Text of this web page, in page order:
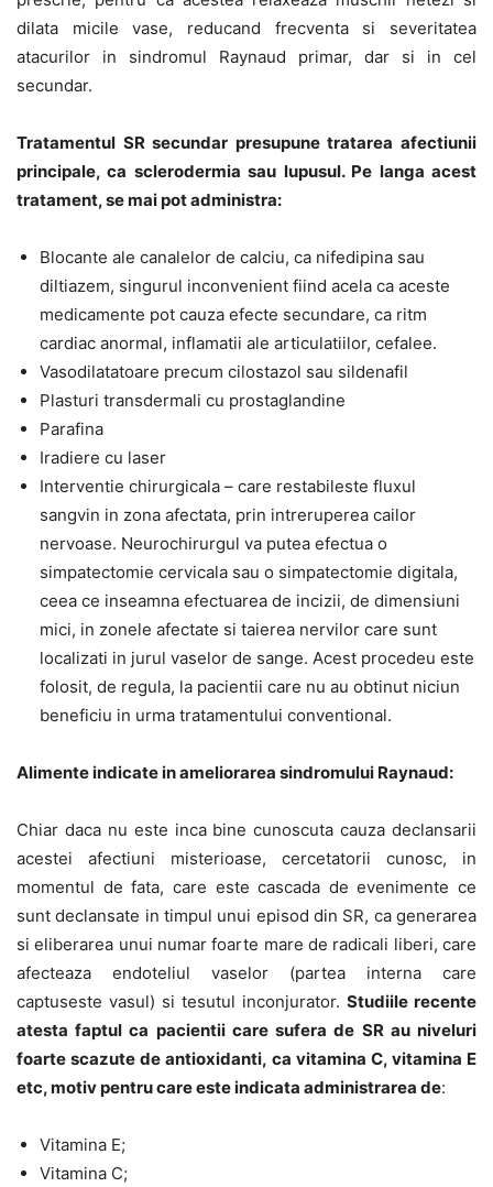
dilata micile vase, reducand frecventa si severitatea
atacurilor in sindromul Raynaud primar, dar si in cel
secundar.
Tratamentul SR secundar presupune tratarea afectiunii
principale, ca sclerodermia sau lupusul. Pe langa acest
tratament, se mai pot administra:
Blocante ale canalelor de calciu, ca nifedipina sau
diltiazem, singurul inconvenient fiind acela ca aceste
medicamente pot cauza efecte secundare, ca ritm
cardiac anormal, inflamatii ale articulatiilor, cefalee.
Vasodilatatoare precum cilostazol sau sildenafil
Plasturi transdermali cu prostaglandine
Parafina
Iradiere cu laser
Interventie chirurgicala – care restabileste fluxul
sangvin in zona afectata, prin intreruperea cailor
nervoase. Neurochirurgul va putea efectua o
simpatectomie cervicala sau o simpatectomie digitala,
ceea ce inseamna efectuarea de incizii, de dimensiuni
mici, in zonele afectate si taierea nervilor care sunt
localizati in jurul vaselor de sange. Acest procedeu este
folosit, de regula, la pacientii care nu au obtinut niciun
beneficiu in urma tratamentului conventional.
Alimente indicate in ameliorarea sindromului Raynaud:
Chiar daca nu este inca bine cunoscuta cauza declansarii
acestei afectiuni misterioase, cercetatorii cunosc, in
momentul de fata, care este cascada de evenimente ce
sunt declansate in timpul unui episod din SR, ca generarea
si eliberarea unui numar foarte mare de radicali liberi, care
afecteaza endoteliul vaselor (partea interna care
captuseste vasul) si tesutul inconjurator. Studiile recente
atesta faptul ca pacientii care sufera de SR au niveluri
foarte scazute de antioxidanti, ca vitamina C, vitamina E
etc, motiv pentru care este indicata administrarea de:
Vitamina E;
Vitamina C;